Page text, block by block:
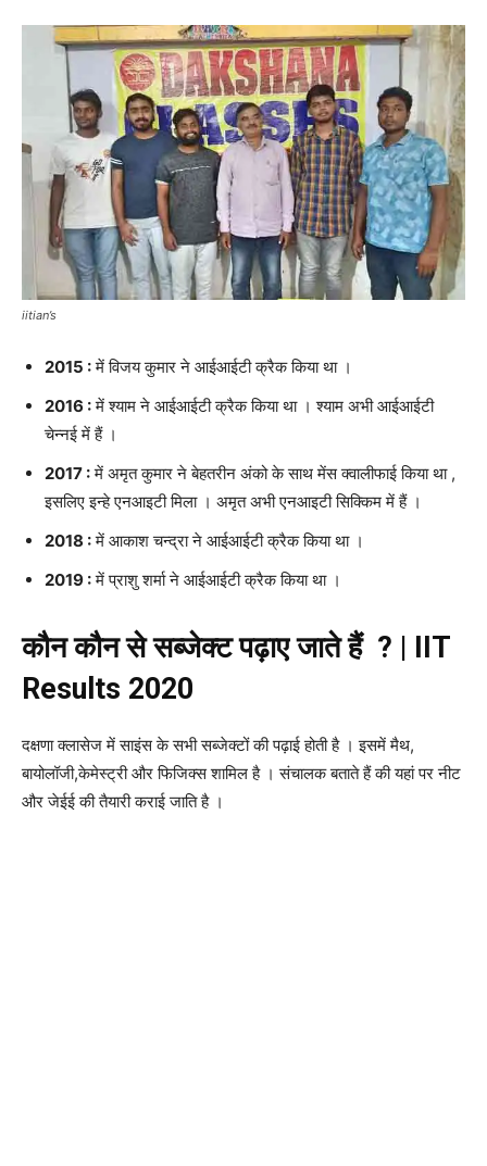
iitian’s
2015 :में विजय कुमार ने आईआईटी क्रैक किया था ।
2016 :में श्याम ने आईआईटी क्रैक किया था । श्याम अभी आईआईटी
चेन्नई में हैं ।
2017 :में अमृत कुमार ने बेहतरीन अंको के साथ मेंस क्वालीफाई किया था ,
इसलिए इन्हे एनआइटी मिला । अमृत अभी एनआइटी सिक्किम में हैं ।
2018 :में आकाश चन्द्रा ने आईआईटी क्रैक किया था ।
2019 :में प्राशु शर्मा ने आईआईटी क्रैक किया था ।
कौन कौन से सब्जेक्ट पढ़ाए जाते हैं ? | IIT
Results 2020
दक्षणा क्लासेज में साइंस के सभी सब्जेक्टों की पढ़ाई होती है । इसमें मैथ,
बायोलॉजी,केमेस्ट्री और फिजिक्स शामिल है । संचालक बताते हैं की यहां पर नीट
और जेईई की तैयारी कराई जाति है ।